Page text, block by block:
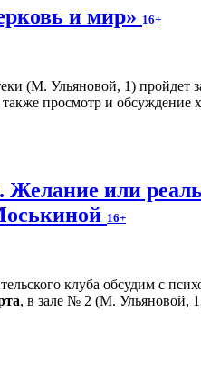
и мир» 16+
(М. Ульяновой, 1) пройдет
просмотр и обсуждение
или
16+
, в зале № 2 (М. Ульяновой,